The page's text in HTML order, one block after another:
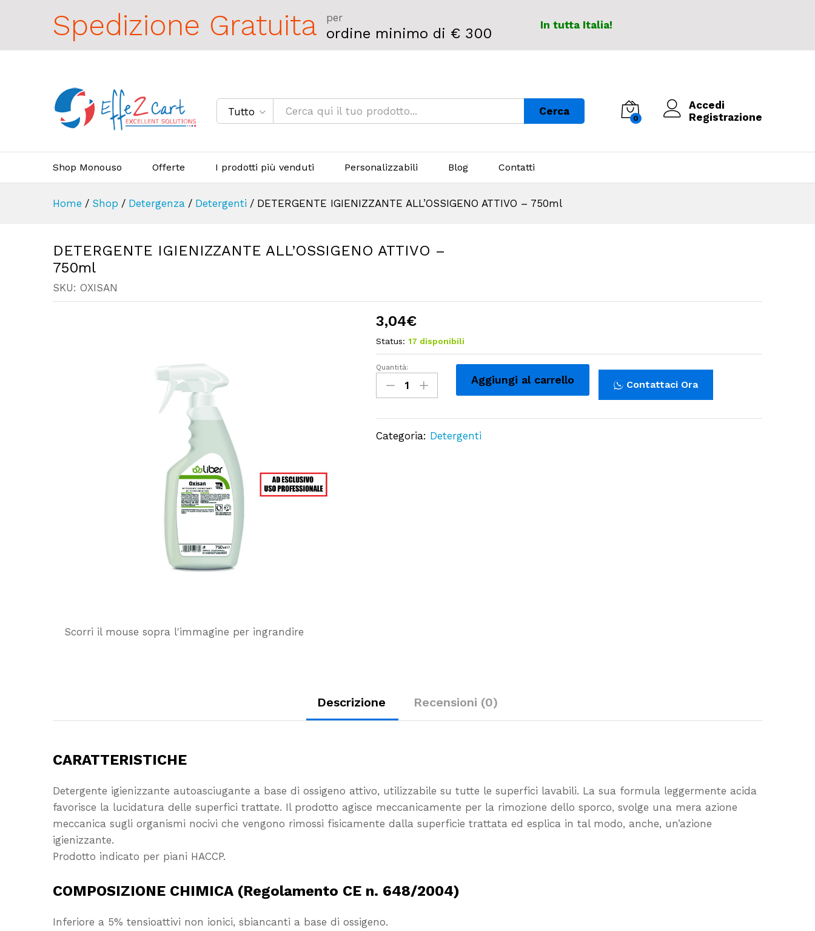
Spedizione Gratuita per
ordine minimo di € 300 In tutta Italia!
Tutto Cerca
0
Accedi
Registrazione
Shop Monouso Offerte I prodotti più venduti Personalizzabili Blog Contatti
Home / Shop / Detergenza / Detergenti / DETERGENTE IGIENIZZANTE ALL’OSSIGENO ATTIVO – 750ml
DETERGENTE IGIENIZZANTE ALL’OSSIGENO ATTIVO –
750ml
SKU: OXISAN
Scorri il mouse sopra l'immagine per ingrandire
3,04€
Status: 17 disponibili
DETERGENTE
IGIENIZZANTE
ATTIVO
-
Quantità:
Aggiungi al carrello Contattaci Ora
Categoria: Detergenti
Descrizione Recensioni (0)
CARATTERISTICHE
Detergente igienizzante autoasciugante a base di ossigeno attivo, utilizzabile su tutte le superfici lavabili. La sua formula leggermente acida
favorisce la lucidatura delle superfici trattate. Il prodotto agisce meccanicamente per la rimozione dello sporco, svolge una mera azione
meccanica sugli organismi nocivi che vengono rimossi fisicamente dalla superficie trattata ed esplica in tal modo, anche, un’azione
igienizzante.
Prodotto indicato per piani HACCP.
COMPOSIZIONE CHIMICA (Regolamento CE n. 648/2004)
Inferiore a 5% tensioattivi non ionici, sbiancanti a base di ossigeno.